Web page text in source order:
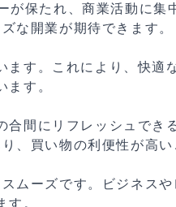
保たれ、商業活動に集
な開業が期待できます。
す。これにより、快適
す。
間にリフレッシュでき
、買い物の利便性が高い
ムーズです。ビジネス
。